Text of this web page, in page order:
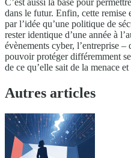
C’est aussi la base pour
dans le futur. Enfin, cette remise
par l’idée qu’une politique de
rester identique d’une année à
évènements cyber, l’entreprise
pouvoir protéger différemment
de ce qu’elle sait de la menace
Autres articles